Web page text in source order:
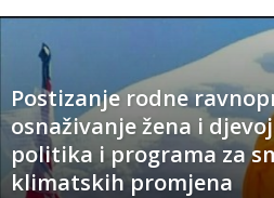
Postizanje rodne
osnaživanje žena i
politika i programa za
klimatskih promjena